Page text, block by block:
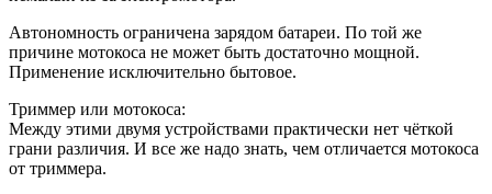
Автономность ограничена зарядом батареи. По той же
причине мотокоса не может быть достаточно мощной.
Применение исключительно бытовое.
Триммер или мотокоса:
Между этими двумя устройствами практически нет чёткой
грани различия. И все же надо знать, чем отличается мотокоса
от триммера.